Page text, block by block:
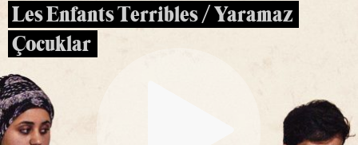
Les Enfants Terribles / Yaramaz
Çocuklar